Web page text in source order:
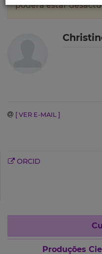
poderá estar
[ VER E-MAIL ]
ORCID
Produções